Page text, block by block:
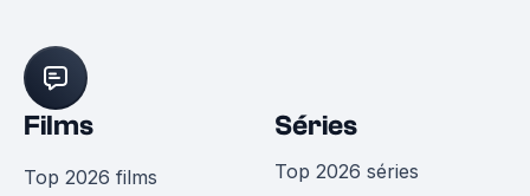
Films
Top 2026 films
Séries
Top 2026 séries